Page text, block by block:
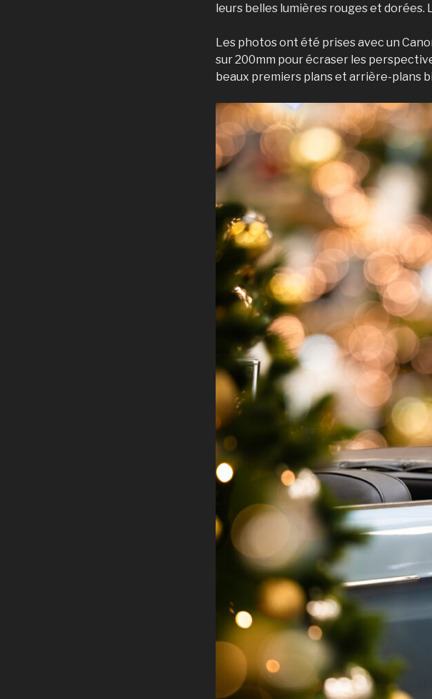
leurs belles lumières rouges et dorées.
Les photos ont été prises avec un
sur 200mm pour écraser les
beaux premiers plans et arrière-plans